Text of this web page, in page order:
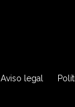
Aviso legal